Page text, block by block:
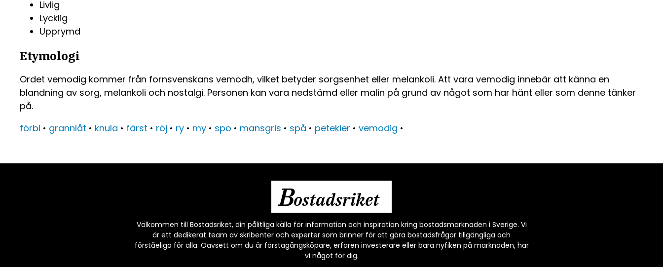
Livlig
Lycklig
Upprymd
Etymologi
Ordet vemodig kommer från fornsvenskans vemodh, vilket betyder sorgsenhet eller melankoli. Att vara vemodig innebär att känna en
blandning av sorg, melankoli och nostalgi. Personen kan vara nedstämd eller malin på grund av något som har hänt eller som denne tänker
på.
förbi • grannlåt • knula • färst • röj • ry • my • spo • mansgris • spå • petekier • vemodig •
Bostadsriket
Välkommen till Bostadsriket, din pålitliga källa för information och inspiration kring bostadsmarknaden i Sverige. Vi
är ett dedikerat team av skribenter och experter som brinner för att göra bostadsfrågor tillgängliga och
förståeliga för alla. Oavsett om du är förstagångsköpare, erfaren investerare eller bara nyfiken på marknaden, har
vi något för dig.